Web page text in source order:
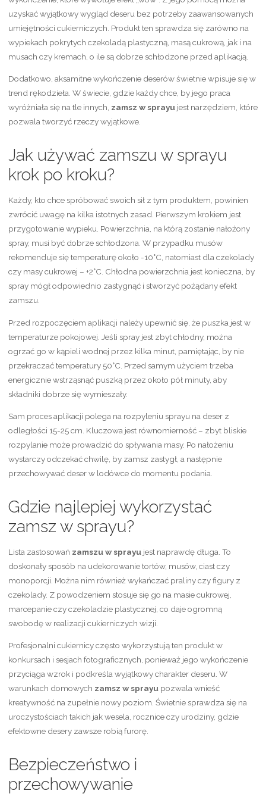
uzyskać wyjątkowy wygląd deseru bez potrzeby zaawansowanych
umiejętności cukierniczych. Produkt ten sprawdza się zarówno na
wypiekach pokrytych czekoladą plastyczną, masą cukrową, jak i na
musach czy kremach, o ile są dobrze schłodzone przed aplikacją.
Dodatkowo, aksamitne wykończenie deserów świetnie wpisuje się w
trend rękodzieła. W świecie, gdzie każdy chce, by jego praca
wyróżniała się na tle innych, zamsz w sprayujest narzędziem, które
pozwala tworzyć rzeczy wyjątkowe.
Jak używać zamszu w sprayu
krok po kroku?
Każdy, kto chce spróbować swoich sił z tym produktem, powinien
zwrócić uwagę na kilka istotnych zasad. Pierwszym krokiem jest
przygotowanie wypieku. Powierzchnia, na którą zostanie nałożony
spray, musi być dobrze schłodzona. W przypadku musów
rekomenduje się temperaturę około -10°C, natomiast dla czekolady
czy masy cukrowej – +2°C. Chłodna powierzchnia jest konieczna, by
spray mógł odpowiednio zastygnąć i stworzyć pożądany efekt
zamszu.
Przed rozpoczęciem aplikacji należy upewnić się, że puszka jest w
temperaturze pokojowej. Jeśli spray jest zbyt chłodny, można
ogrzać go w kąpieli wodnej przez kilka minut, pamiętając, by nie
przekraczać temperatury 50°C. Przed samym użyciem trzeba
energicznie wstrząsnąć puszką przez około pół minuty, aby
składniki dobrze się wymieszały.
Sam proces aplikacji polega na rozpyleniu sprayu na deser z
odległości 15-25 cm. Kluczowa jest równomierność – zbyt bliskie
rozpylanie może prowadzić do spływania masy. Po nałożeniu
wystarczy odczekać chwilę, by zamsz zastygł, a następnie
przechowywać deser w lodówce do momentu podania.
Gdzie najlepiej wykorzystać
zamsz w sprayu?
Lista zastosowań zamszu w sprayu jest naprawdę długa. To
doskonały sposób na udekorowanie tortów, musów, ciast czy
monoporcji. Można nim również wykańczać praliny czy figury z
czekolady. Z powodzeniem stosuje się go na masie cukrowej,
marcepanie czy czekoladzie plastycznej, co daje ogromną
swobodę w realizacji cukierniczych wizji.
Profesjonalni cukiernicy często wykorzystują ten produkt w
konkursach i sesjach fotograficznych, ponieważ jego wykończenie
przyciąga wzrok i podkreśla wyjątkowy charakter deseru. W
warunkach domowych zamsz w sprayupozwala wnieść
kreatywność na zupełnie nowy poziom. Świetnie sprawdza się na
uroczystościach takich jak wesela, rocznice czy urodziny, gdzie
efektowne desery zawsze robią furorę.
Bezpieczeństwo i
przechowywanie